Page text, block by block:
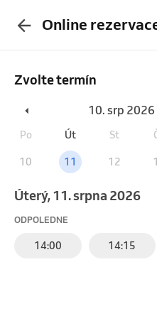
Online
Zvolte termín
10. srp
Po Út St
10 11 12
úterý, 11. srpna 2026
ODPOLEDNE
14:00 14:15